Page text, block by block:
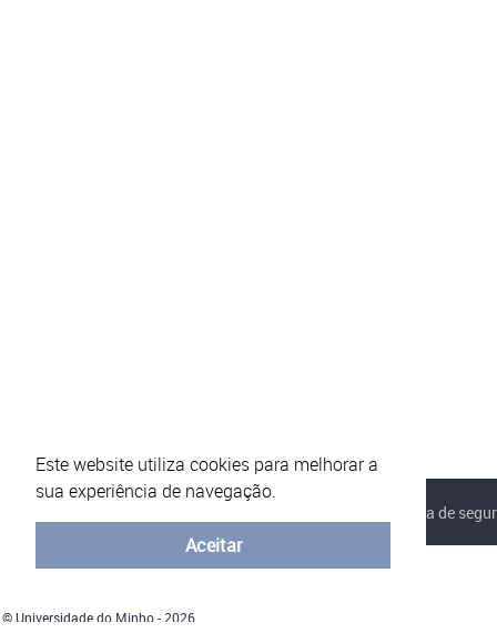
Este website utiliza cookies para melhorar a
sua experiência de navegação.
Aceitar
Política de
© Universidade do Minho - 2026